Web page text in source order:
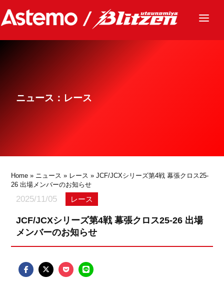
ニュース
グッズ
ニュース：レース
Home » ニュース » レース » JCF/JCXシリーズ第4戦 幕張クロス25-
26 出場メンバーのお知らせ
2025/11/05 レース
JCF/JCXシリーズ第4戦 幕張クロス25-26 出場
メンバーのお知らせ